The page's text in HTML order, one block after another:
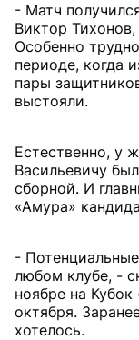
- Матч
Виктор
Особенно
периоде, когда
пары
выстояли.
Естественно, у
Васильевичу
сборной. И
«Амура»
-
любом клубе, -
ноябре на
октября.
хотелось.